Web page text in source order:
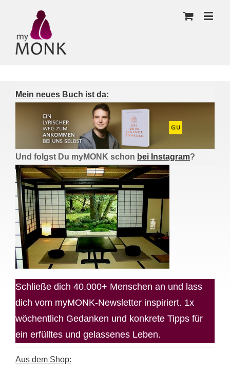
Mein neues Buch ist da:
Und folgst Du myMONK schon bei Instagram?
Schließe dich 40.000+ Menschen an und lass
dich vom myMONK-Newsletter inspiriert. 1x
wöchentlich Gedanken und konkrete Tipps für
ein erfülltes und gelassenes Leben.
Aus dem Shop: